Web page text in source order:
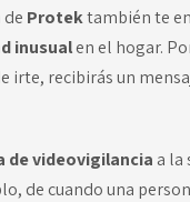
de Protektambién te
inusualen el hogar.
irte, recibirás un
de videovigilancia a la
de cuando una